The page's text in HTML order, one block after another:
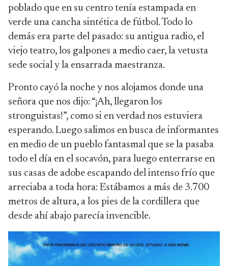
poblado que en su centro tenía estampada en
verde una cancha sintética de fútbol. Todo lo
demás era parte del pasado: su antigua radio, el
viejo teatro, los galpones a medio caer, la vetusta
sede social y la ensarrada maestranza.
Pronto cayó la noche y nos alojamos donde una
señora que nos dijo: “¡Ah, llegaron los
stronguistas!”, como si en verdad nos estuviera
esperando. Luego salimos en busca de informantes
en medio de un pueblo fantasmal que se la pasaba
todo el día en el socavón, para luego enterrarse en
sus casas de adobe escapando del intenso frío que
arreciaba a toda hora: Estábamos a más de 3.700
metros de altura, a los pies de la cordillera que
desde ahí abajo parecía invencible.